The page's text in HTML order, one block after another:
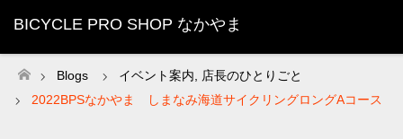
BICYCLE PRO SHOP なかやま
ホーム
Blogs イベント案内
店長のひとりごと
2022BPSなかやま しまなみ海道サイクリングロングAコース